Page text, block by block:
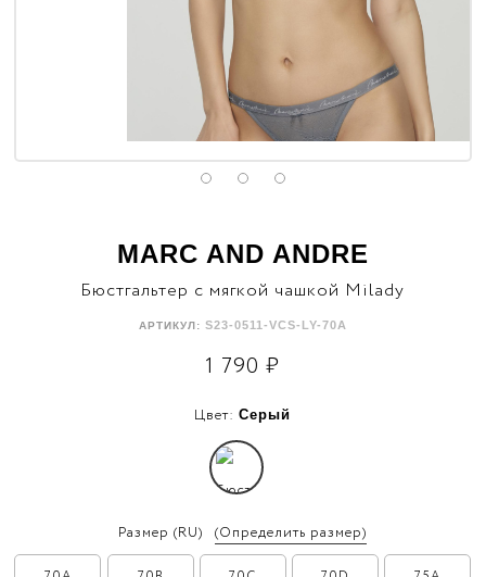
MARC AND ANDRE
Бюстгальтер с мягкой чашкой Milady
АРТИКУЛ: S23-0511-VCS-LY-70A
1 790 ₽
Цвет:Серый
Размер (RU) (Определить размер)